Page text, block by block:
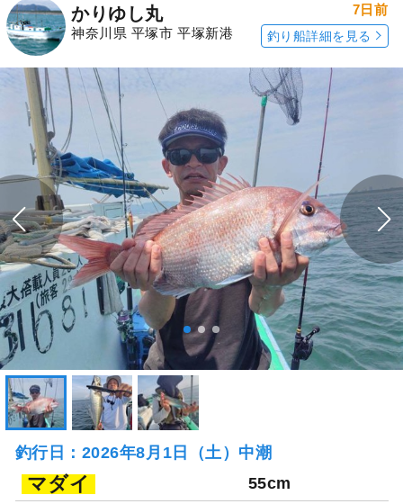
かりゆし丸
神奈川県 平塚市 平塚新港
7日前
釣り船詳細を見る
釣行日：2026年8月1日（土）中潮
マダイ 55cm